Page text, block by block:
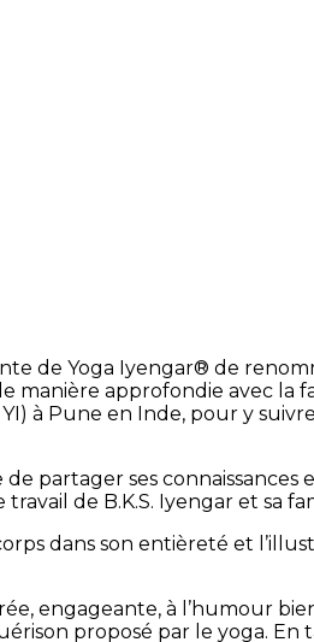
de Yoga Iyengar® de
manière approfondie avec la
à Pune en Inde, pour y
partager ses connaissances
de B.K.S. Iyengar et sa
dans son entièreté et
engageante, à l’humour
proposé par le yoga.